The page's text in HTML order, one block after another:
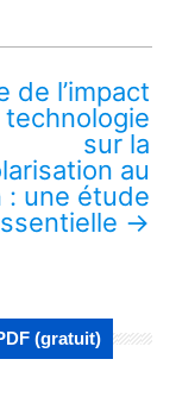
de l’impact
technologie
sur la
au
: une étude
→
(gratuit)